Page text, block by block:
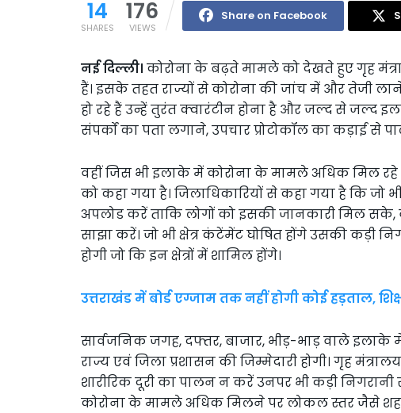
14
SHARES
176
VIEWS
Share on Facebook
नई दिल्ली। कोरोना के बढ़ते मामले को देखते हुए गृह
हैं। इसके तहत राज्यों से कोरोना की जांच में और तेजी
हो रहे हैं उन्हें तुरंत क्वारंटीन होना है और जल्द से जल्द
संपर्कों का पता लगाने, उपचार प्रोटोकॉल का कड़ाई से
वहीं जिस भी इलाके में कोरोना के मामले अधिक मिल
को कहा गया है। जिलाधिकारियों से कहा गया है कि जो
अपलोड करें ताकि लोगों को इसकी जानकारी मिल सके,
साझा करें। जो भी क्षेत्र कंटेंमेंट घोषित होंगे उसकी कड़ी
होगी जो कि इन क्षेत्रों में शामिल होंगे।
उत्तराखंड में बोर्ड एग्जाम तक नहीं होगी कोई हड़ताल,
सार्वजनिक जगह, दफ्तर, बाजार, भीड़-भाड़ वाले इलाके
राज्य एवं जिला प्रशासन की जिम्मेदारी होगी। गृह
शारीरिक दूरी का पालन न करें उनपर भी कड़ी
कोरोना के मामले अधिक मिलने पर लोकल स्तर जैसे